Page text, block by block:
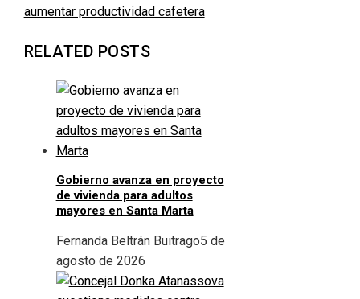
aumentar productividad cafetera
RELATED POSTS
Gobierno avanza en proyecto
de vivienda para adultos
mayores en Santa Marta
Fernanda Beltrán Buitrago5 de
agosto de 2026